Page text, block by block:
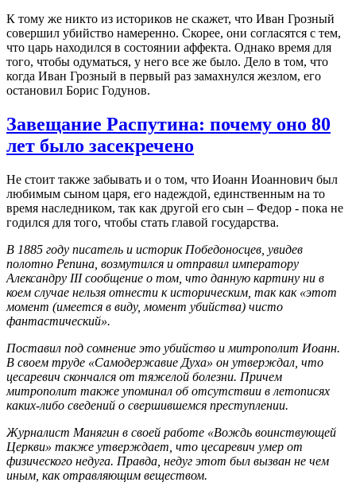
К тому же никто из историков не скажет, что Иван Грозный
совершил убийство намеренно. Скорее, они согласятся с тем,
что царь находился в состоянии аффекта. Однако время для
того, чтобы одуматься, у него все же было. Дело в том, что
когда Иван Грозный в первый раз замахнулся жезлом, его
остановил Борис Годунов.
Завещание Распутина: почему оно 80
лет было засекречено
Не стоит также забывать и о том, что Иоанн Иоаннович был
любимым сыном царя, его надеждой, единственным на то
время наследником, так как другой его сын – Федор - пока не
годился для того, чтобы стать главой государства.
В 1885 году писатель и историк Победоносцев, увидев
полотно Репина, возмутился и отправил императору
Александру III сообщение о том, что данную картину ни в
коем случае нельзя отнести к историческим, так как «этот
момент (имеется в виду, момент убийства) чисто
фантастический».
Поставил под сомнение это убийство и митрополит Иоанн.
В своем труде «Самодержавие Духа» он утверждал, что
цесаревич скончался от тяжелой болезни. Причем
митрополит также упоминал об отсутствии в летописях
каких-либо сведений о свершившемся преступлении.
Журналист Манягин в своей работе «Вождь воинствующей
Церкви» также утверждает, что цесаревич умер от
физического недуга. Правда, недуг этот был вызван не чем
иным, как отравляющим веществом.